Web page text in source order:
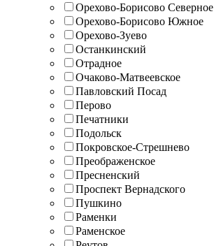
Орехово-Борисово Северное
Орехово-Борисово Южное
Орехово-Зуево
Останкинский
Отрадное
Очаково-Матвеевское
Павловский Посад
Перово
Печатники
Подольск
Покровское-Стрешнево
Преображенское
Пресненский
Проспект Вернадского
Пушкино
Раменки
Раменское